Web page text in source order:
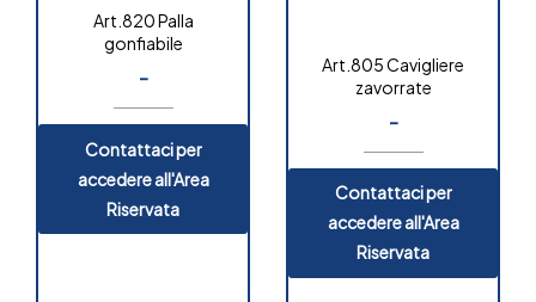
Art.820 Palla
gonfiabile
-
Contattaci per
accedere all'Area
Riservata
Art.805 Cavigliere
zavorrate
-
Contattaci per
accedere all'Area
Riservata